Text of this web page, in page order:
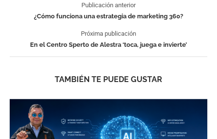
Publicación anterior
¿Cómo funciona una estrategia de marketing 360?
Próxima publicación
En el Centro Sperto de Alestra ‘toca, juega e invierte’
TAMBIÉN TE PUEDE GUSTAR